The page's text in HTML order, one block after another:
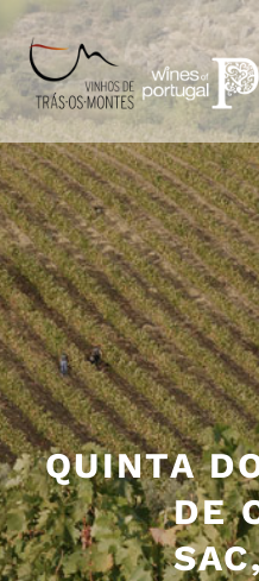
QUINTA
DE